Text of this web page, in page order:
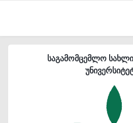
საგამომცემლო